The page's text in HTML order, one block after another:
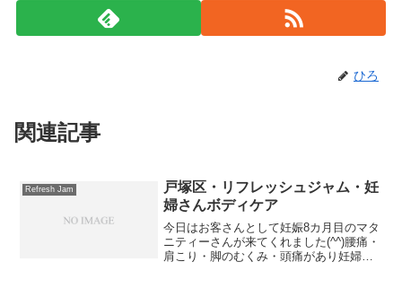
ひろ
関連記事
Refresh Jam
戸塚区・リフレッシュジャム・妊
婦さんボディケア
今日はお客さんとして妊娠8カ月目のマタ
ニティーさんが来てくれました(^^)腰痛・
肩こり・脚のむくみ・頭痛があり妊婦さ